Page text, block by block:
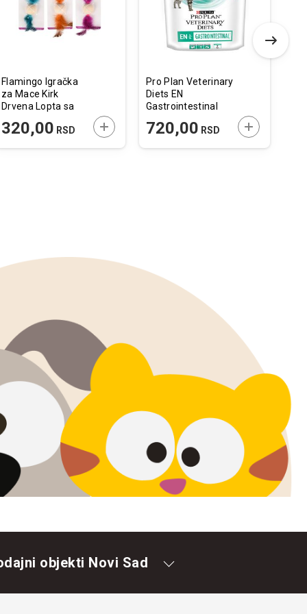
KORPU
Flamingo Igračka
za Mace Kirk
Drvena Lopta sa
320,00 RSD DODAJTE U KORPU
Pro Plan Veterinary
Diets EN
Gastrointestinal
720,00 RSD DODAJTE U
objekti Novi Sad